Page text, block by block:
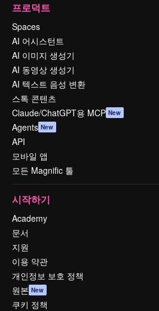
프로덕트
Spaces
AI 어시스턴트
AI 이미지 생성기
AI 동영상 생성기
AI 텍스트 음성 변환
스톡 콘텐츠
Claude/ChatGPT용 MCP New
Agents New
API
모바일 앱
모든 Magnific 툴
시작하기
Academy
문서
지원
이용 약관
개인정보 보호 정책
원본 New
쿠키 정책